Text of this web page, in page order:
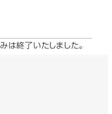
は終了いたしました。